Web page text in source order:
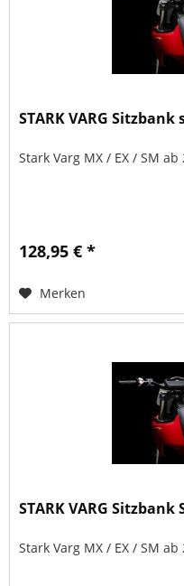
STARK VARG
Stark Varg MX / EX / SM
128,95 € *
Merken
STARK VARG Sitzbank
Stark Varg MX / EX / SM